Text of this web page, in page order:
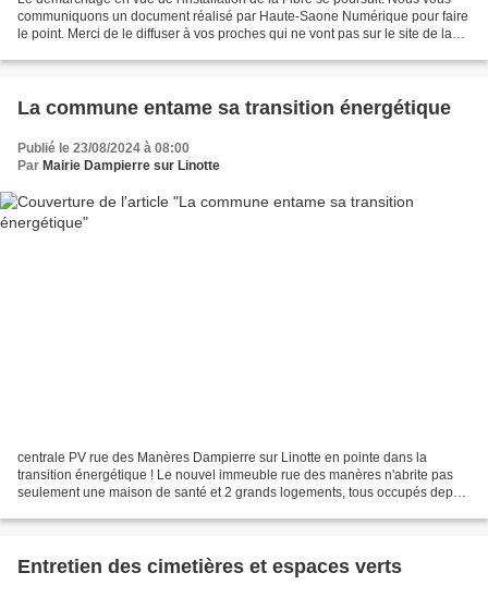
communiquons un document réalisé par Haute-Saone Numérique pour faire
le point. Merci de le diffuser à vos proches qui ne vont pas sur le site de la
La commune entame sa transition énergétique
Publié le 23/08/2024 à 08:00
Par Mairie Dampierre sur Linotte
centrale PV rue des Manères Dampierre sur Linotte en pointe dans la
transition énergétique ! Le nouvel immeuble rue des manères n'abrite pas
seulement une maison de santé et 2 grands logements, tous occupés depuis
Entretien des cimetières et espaces verts